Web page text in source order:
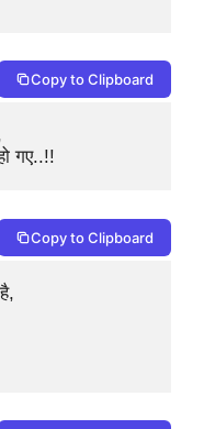
Copy to Clipboard
गए..!!
Copy to Clipboard